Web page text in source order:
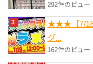
292件のビュー
★★★【7/18
グ...
162件のビュー